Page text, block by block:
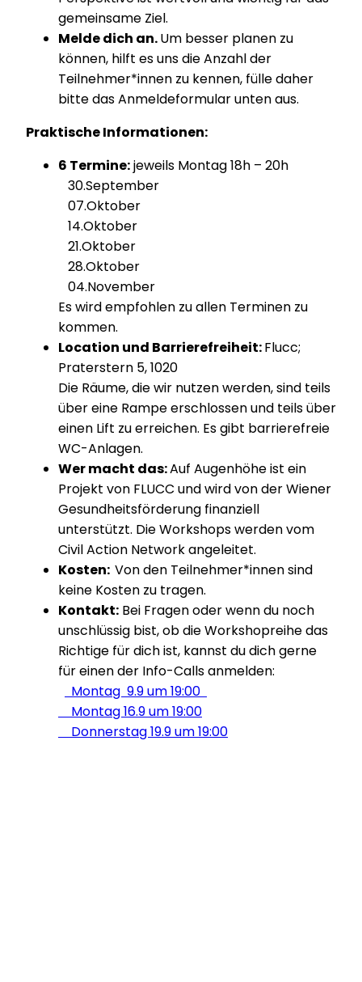
gemeinsame Ziel.
Melde dich an.Um besser planen zu
können, hilft es uns die Anzahl der
Teilnehmer*innen zu kennen, fülle daher
bitte das Anmeldeformular unten aus.
Praktische Informationen:
6 Termine:jeweils Montag 18h – 20h
30.September
07.Oktober
14.Oktober
21.Oktober
28.Oktober
04.November
Es wird empfohlen zu allen Terminen zu
kommen.
Location und Barrierefreiheit:Flucc;
Praterstern 5, 1020
Die Räume, die wir nutzen werden, sind teils
über eine Rampe erschlossen und teils über
einen Lift zu erreichen. Es gibt barrierefreie
WC-Anlagen.
Wer macht das:Auf Augenhöhe ist ein
Projekt von FLUCC und wird von der Wiener
Gesundheitsförderung finanziell
unterstützt. Die Workshops werden vom
Civil Action Network angeleitet.
Kosten: Von den Teilnehmer*innen sind
keine Kosten zu tragen.
Kontakt: Bei Fragen oder wenn du noch
unschlüssig bist, ob die Workshopreihe das
Richtige für dich ist, kannst du dich gerne
für einen der Info-Calls anmelden:
Montag 9.9 um 19:00
Montag 16.9 um 19:00
Donnerstag 19.9 um 19:00